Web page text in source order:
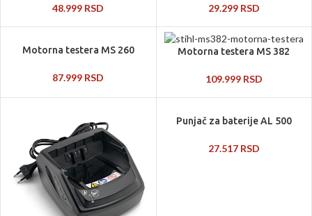
48.999 RSD 29.299 RSD
Motorna testera MS 260
87.999 RSD
Motorna testera MS 382
109.999 RSD
Punjač za baterije AL 500
27.517 RSD